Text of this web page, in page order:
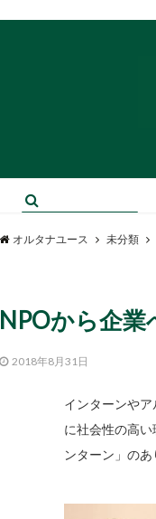
オルタナユース 未分類
NPOから企
2018年8月31日
インターンや
に社会性の高
ンターン」の